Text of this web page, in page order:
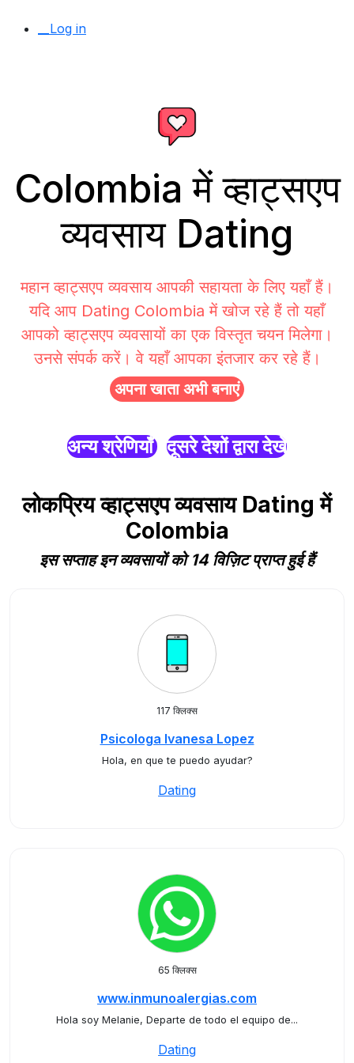
__Log in
Colombia में व्हाट्सएप
व्यवसाय Dating
महान व्हाट्सएप व्यवसाय आपकी सहायता के लिए यहाँ हैं।
यदि आप Dating Colombia में खोज रहे हैं तो यहाँ
आपको व्हाट्सएप व्यवसायों का एक विस्तृत चयन मिलेगा।
उनसे संपर्क करें। वे यहाँ आपका इंतजार कर रहे हैं।
अपना खाता अभी बनाएं
अन्य श्रेणियाँ दूसरे देशों द्वारा देखें
लोकप्रिय व्हाट्सएप व्यवसाय Dating में
Colombia
इस सप्ताह इन व्यवसायों को 14 विज़िट प्राप्त हुई हैं
117 क्लिक्स
Psicologa Ivanesa Lopez
Hola, en que te puedo ayudar?
Dating
65 क्लिक्स
www.inmunoalergias.com
Hola soy Melanie, Departe de todo el equipo de...
Dating